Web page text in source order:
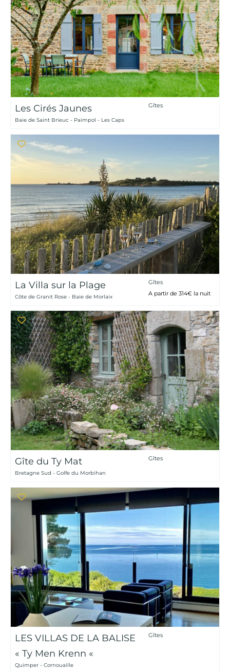
Les Cirés Jaunes
Baie de Saint Brieuc - Paimpol - Les Caps
Gîtes
La Villa sur la Plage
Côte de Granit Rose - Baie de Morlaix
Gîtes
A partir de 314€ la nuit
Gîte du Ty Mat
Bretagne Sud - Golfe du Morbihan
Gîtes
LES VILLAS DE LA BALISE
« Ty Men Krenn «
Quimper - Cornouaille
Gîtes